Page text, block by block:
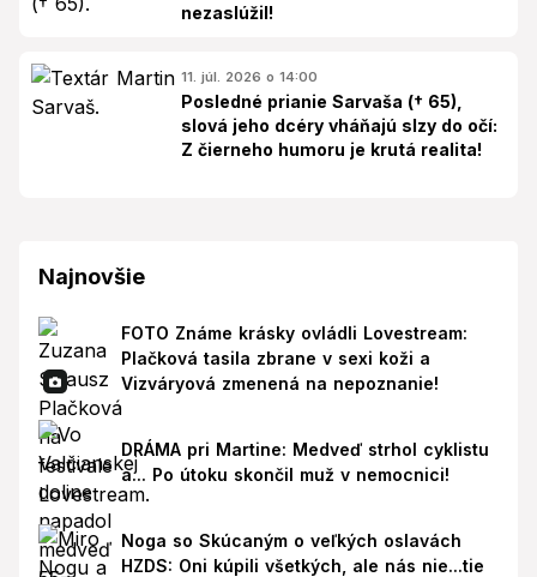
nezaslúžil!
11. júl. 2026 o 14:00
Posledné prianie Sarvaša († 65),
slová jeho dcéry vháňajú slzy do očí:
Z čierneho humoru je krutá realita!
Najnovšie
FOTO Známe krásky ovládli Lovestream:
Plačková tasila zbrane v sexi koži a
Vizváryová zmenená na nepoznanie!
DRÁMA pri Martine: Medveď strhol cyklistu
a... Po útoku skončil muž v nemocnici!
Noga so Skúcaným o veľkých oslavách
HZDS: Oni kúpili všetkých, ale nás nie...tie